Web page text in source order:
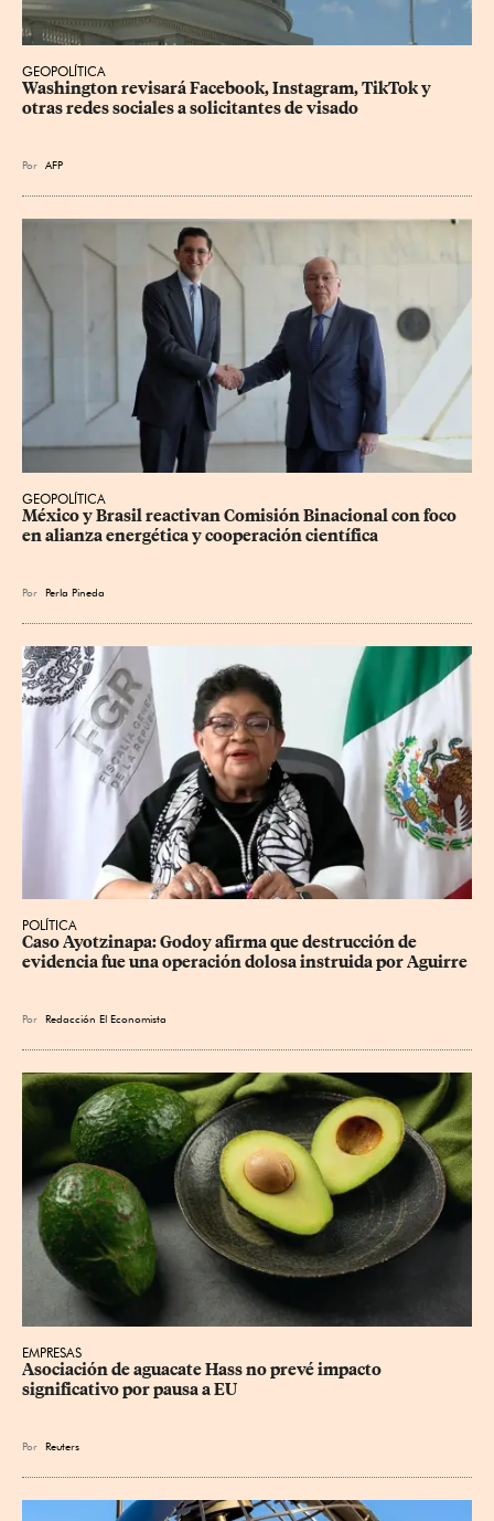
GEOPOLÍTICA
Washington revisará Facebook, Instagram, TikTok y
otras redes sociales a solicitantes de visado
Por AFP
GEOPOLÍTICA
México y Brasil reactivan Comisión Binacional con foco
en alianza energética y cooperación científica
Por Perla Pineda
POLÍTICA
Caso Ayotzinapa: Godoy afirma que destrucción de
evidencia fue una operación dolosa instruida por Aguirre
Por Redacción El Economista
EMPRESAS
Asociación de aguacate Hass no prevé impacto
significativo por pausa a EU
Por Reuters